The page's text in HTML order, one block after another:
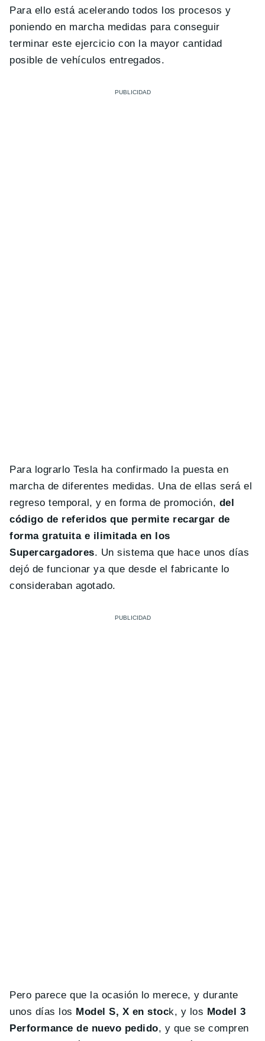
Para ello está acelerando todos los procesos y
poniendo en marcha medidas para conseguir
terminar este ejercicio con la mayor cantidad
posible de vehículos entregados.
Para lograrlo Tesla ha confirmado la puesta en
marcha de diferentes medidas. Una de ellas será el
regreso temporal, y en forma de promoción, del
código de referidos que permite recargar de
forma gratuita e ilimitada en los
Supercargadores. Un sistema que hace unos días
dejó de funcionar ya que desde el fabricante lo
consideraban agotado.
Pero parece que la ocasión lo merece, y durante
unos días los Model S, X en stock, y los Model 3
Performance de nuevo pedido, y que se compren